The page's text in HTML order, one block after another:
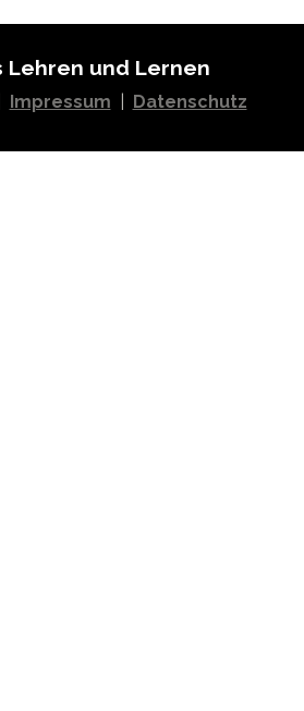
Lehren und Lernen
Impressum Datenschutz